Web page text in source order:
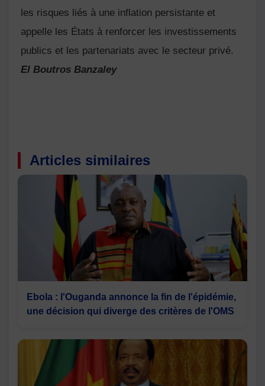
les risques liés à une inflation persistante et
appelle les États à renforcer les investissements
publics et les partenariats avec le secteur privé.
El Boutros Banzaley
Articles similaires
Ebola : l'Ouganda annonce la fin de l'épidémie,
une décision qui diverge des critères de l'OMS